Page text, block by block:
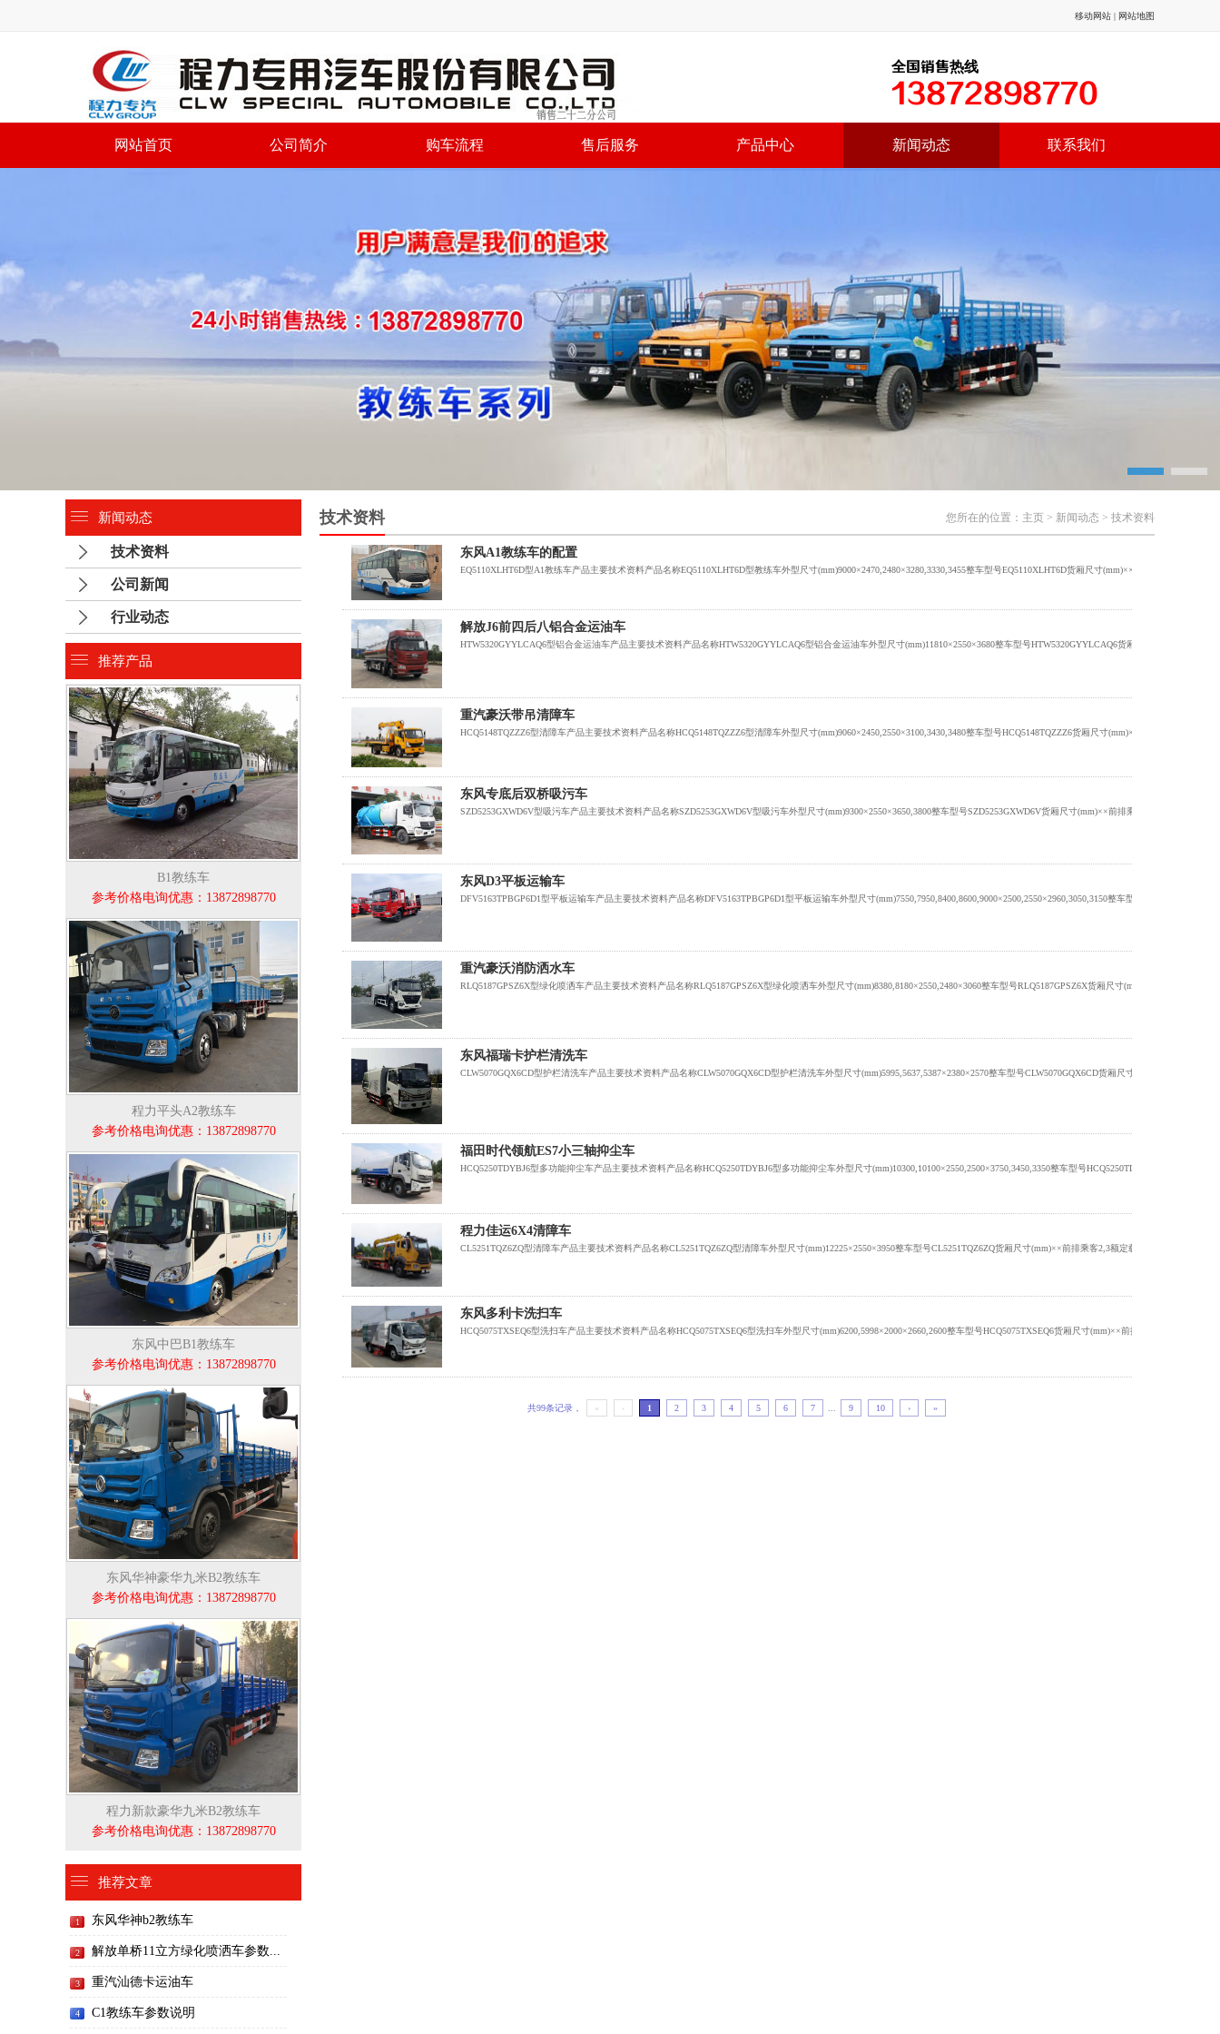
移动网站 | 网站地图
程力专用汽车股份有限公司销售二十二分公司
全国销售热线
13872898770
网站首页 公司简介 购车流程 售后服务 产品中心 新闻动态 联系我们
技术资料 您所在的位置： 主页 > 新闻动态 > 技术资料
东风A1教练车的配置
EQ5110XLHT6D型A1教练车产品主要技术资料产品名称EQ5110XLHT6D型教练车外型尺寸(mm)9000×2470,2480×3280,3330,3455整车型号EQ5110XLHT6D货厢尺寸(mm)××前排乘客额定载客(
解放J6前四后八铝合金运油车
HTW5320GYYLCAQ6型铝合金运油车产品主要技术资料产品名称HTW5320GYYLCAQ6型铝合金运油车外型尺寸(mm)11810×2550×3680整车型号HTW5320GYYLCAQ6货厢尺寸(mm)××前排乘
重汽豪沃带吊清障车
HCQ5148TQZZZ6型清障车产品主要技术资料产品名称HCQ5148TQZZZ6型清障车外型尺寸(mm)9060×2450,2550×3100,3430,3480整车型号HCQ5148TQZZZ6货厢尺寸(mm)××前排乘客2,3额定
东风专底后双桥吸污车
SZD5253GXWD6V型吸污车产品主要技术资料产品名称SZD5253GXWD6V型吸污车外型尺寸(mm)9300×2550×3650,3800整车型号SZD5253GXWD6V货厢尺寸(mm)××前排乘客2,3额定载客(人)
东风D3平板运输车
DFV5163TPBGP6D1型平板运输车产品主要技术资料产品名称DFV5163TPBGP6D1型平板运输车外型尺寸(mm)7550,7950,8400,8600,9000×2500,2550×2960,3050,3150整车型号
重汽豪沃消防洒水车
RLQ5187GPSZ6X型绿化喷洒车产品主要技术资料产品名称RLQ5187GPSZ6X型绿化喷洒车外型尺寸(mm)8380,8180×2550,2480×3060整车型号RLQ5187GPSZ6X货厢尺寸(mm)××前排乘客2,3
东风福瑞卡护栏清洗车
CLW5070GQX6CD型护栏清洗车产品主要技术资料产品名称CLW5070GQX6CD型护栏清洗车外型尺寸(mm)5995,5637,5387×2380×2570整车型号CLW5070GQX6CD货厢尺寸(mm)××前排乘客
福田时代领航ES7小三轴抑尘车
HCQ5250TDYBJ6型多功能抑尘车产品主要技术资料产品名称HCQ5250TDYBJ6型多功能抑尘车外型尺寸(mm)10300,10100×2550,2500×3750,3450,3350整车型号HCQ5250TDYBJ6货厢尺寸
程力佳运6X4清障车
CL5251TQZ6ZQ型清障车产品主要技术资料产品名称CL5251TQZ6ZQ型清障车外型尺寸(mm)12225×2550×3950整车型号CL5251TQZ6ZQ货厢尺寸(mm)××前排乘客2,3额定载客(人)总质量
东风多利卡洗扫车
HCQ5075TXSEQ6型洗扫车产品主要技术资料产品名称HCQ5075TXSEQ6型洗扫车外型尺寸(mm)6200,5998×2000×2660,2600整车型号HCQ5075TXSEQ6货厢尺寸(mm)××前排乘客2额定载客(人
共99条记录， « ‹ 1 2 3 4 5 6 7 9 10 › »
新闻动态
技术资料
公司新闻
行业动态
推荐产品
B1教练车
参考价格电询优惠：13872898770
程力平头A2教练车
参考价格电询优惠：13872898770
东风中巴B1教练车
参考价格电询优惠：13872898770
东风华神豪华九米B2教练车
参考价格电询优惠：13872898770
程力新款豪华九米B2教练车
参考价格电询优惠：13872898770
推荐文章
1 东风华神b2教练车
2 解放单桥11立方绿化喷洒车参数...
3 重汽汕德卡运油车
4 C1教练车参数说明